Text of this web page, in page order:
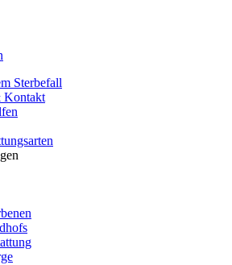
Sterbefall
Kontakt